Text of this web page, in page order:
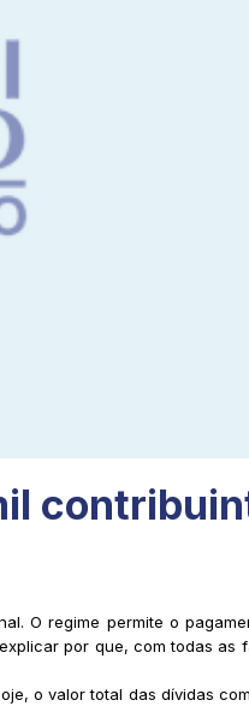
O regime permite o
por que, com todas as
o valor total das dívidas